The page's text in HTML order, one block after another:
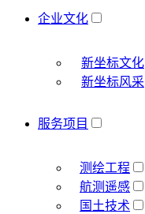
企业文化
新坐标文化
新坐标风采
服务项目
测绘工程
航测遥感
国土技术